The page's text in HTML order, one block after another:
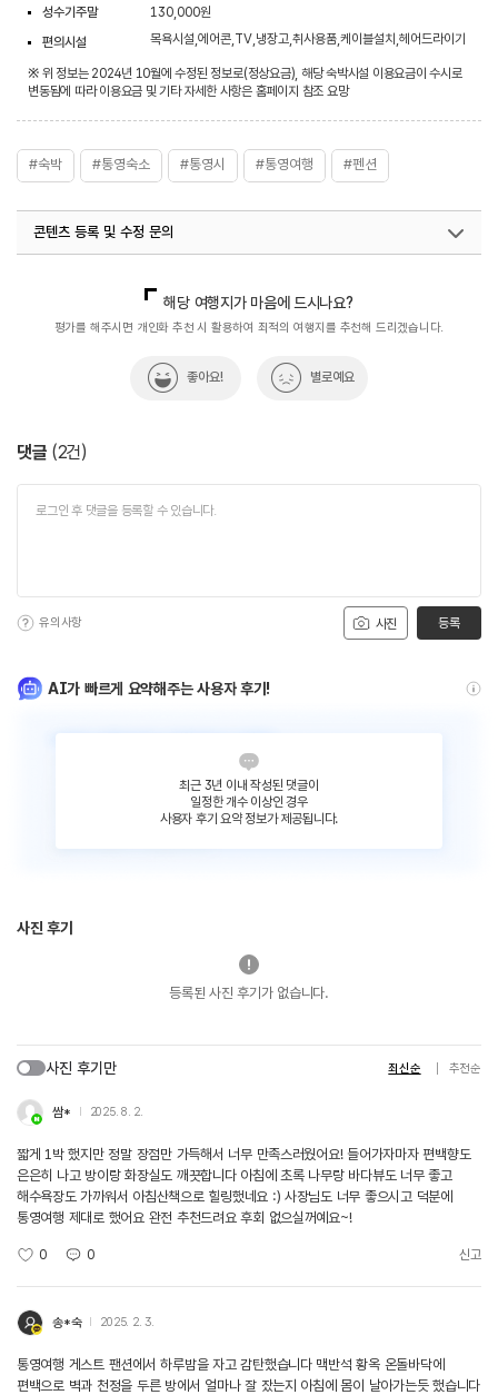
성수기주말
130,000원
편의시설
목욕시설,에어콘,TV,냉장고,취사용품,케이블설치,헤어드라이기
※ 위 정보는 2024년 10월에 수정된 정보로(정상요금), 해당 숙박시설 이용요금이 수시로
변동됨에 따라 이용요금 및 기타 자세한 사항은 홈페이지 참조 요망
#숙박 #통영숙소 #통영시 #통영여행 #펜션
콘텐츠 등록 및 수정 문의
해당 여행지가 마음에 드시나요?
평가를 해주시면 개인화 추천 시 활용하여 최적의 여행지를 추천해 드리겠습니다.
좋아요! 별로예요
댓글 (2건)
사진
유의사항 등록
AI가 빠르게 요약해주는 사용자 후기!
최근 3년 이내 작성된 댓글이
일정한 개수 이상인 경우
사용자 후기 요약 정보가 제공됩니다.
사진 후기
등록된 사진 후기가 없습니다.
사진 후기만 최신순 추천순
쌈* 2025. 8. 2.
짧게 1박 했지만 정말 장점만 가득해서 너무 만족스러웠어요! 들어가자마자 편백향도
은은히 나고 방이랑 화장실도 깨끗합니다 아침에 초록 나무랑 바다뷰도 너무 좋고
해수욕장도 가까워서 아침산책으로 힐링했네요 :) 사장님도 너무 좋으시고 덕분에
통영여행 제대로 했어요 완전 추천드려요 후회 없으실꺼예요~!
0 0 신고
송*숙 2025. 2. 3.
통영여행 게스트 팬션에서 하루밤을 자고 감탄했습니다 맥반석 황옥 온돌바닥에
편백으로 벽과 천정을 두른 방에서 얼마나 잘 잤는지 아침에 몸이 날아가는듯 했습니다